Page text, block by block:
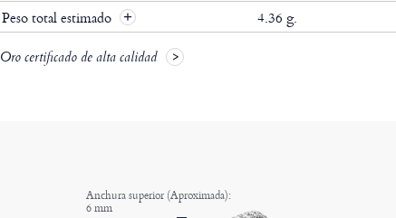
Peso total estimado
4.36 g.
Oro certificado de alta calidad
Anchura superior (Aproximada):
6 mm